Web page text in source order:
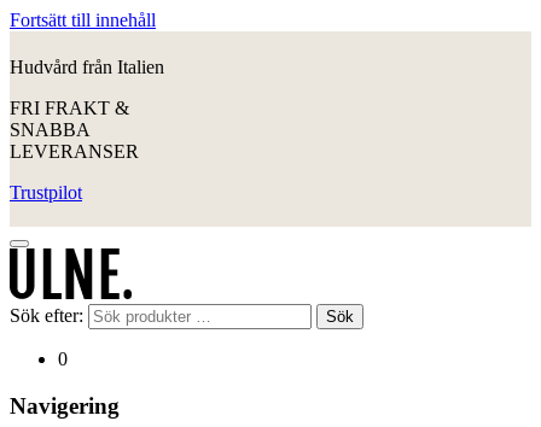
Fortsätt till innehåll
Hudvård från Italien
FRI FRAKT &
SNABBA
LEVERANSER
Trustpilot
Sök efter: Sök
0
Navigering